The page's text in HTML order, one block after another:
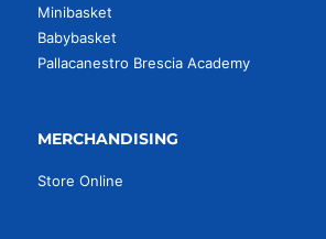
Minibasket
Babybasket
Pallacanestro Brescia Academy
MERCHANDISING
Store Online